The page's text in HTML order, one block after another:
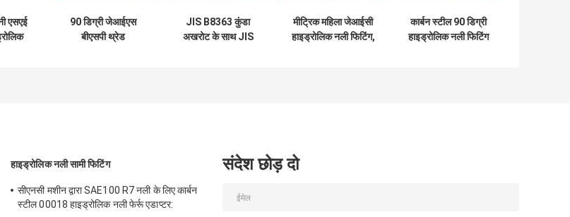
एसएई
90 डिग्री जेआईएस
बीएसपी थ्रेड
JIS B8363 कुंडा
अखरोट के साथ JIS
मीट्रिक महिला जेआईसी
हाइड्रोलिक नली फिटिंग,
कार्बन स्टील 90 डिग्री
हाइड्रोलिक नली फिटिंग
हाइड्रोलिक नली सामी फिटिंग
सीएनसी मशीन द्वारा SAE100 R7 नली के लिए कार्बन
स्टील 00018 हाइड्रोलिक नली फेर्रू एडाप्टर:
संदेश छोड़ दो